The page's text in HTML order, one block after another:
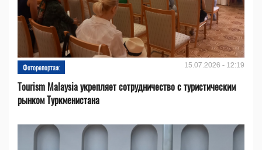
Фоторепортаж 15.07.2026 - 12:19
Tourism Malaysia укрепляет сотрудничество с туристическим
рынком Туркменистана